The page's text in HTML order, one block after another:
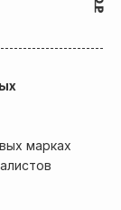
марках